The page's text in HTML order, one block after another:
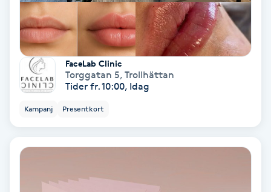
Celluliter
Coachning
Cryoterapi
FaceLab Clinic
Torggatan 5, Trollhättan
Tider fr. 10:00, Idag
Kampanj Presentkort